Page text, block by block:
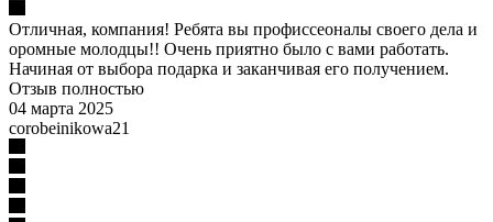
Отличная, компания! Ребята вы профиссеоналы своего дела и
оромные молодцы!! Очень приятно было с вами работать.
Начиная от выбора подарка и заканчивая его получением.
Отзыв полностью
04 марта 2025
corobeinikowa21